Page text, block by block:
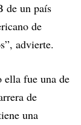
de un país
de
advierte.
ella fue una de
de
una